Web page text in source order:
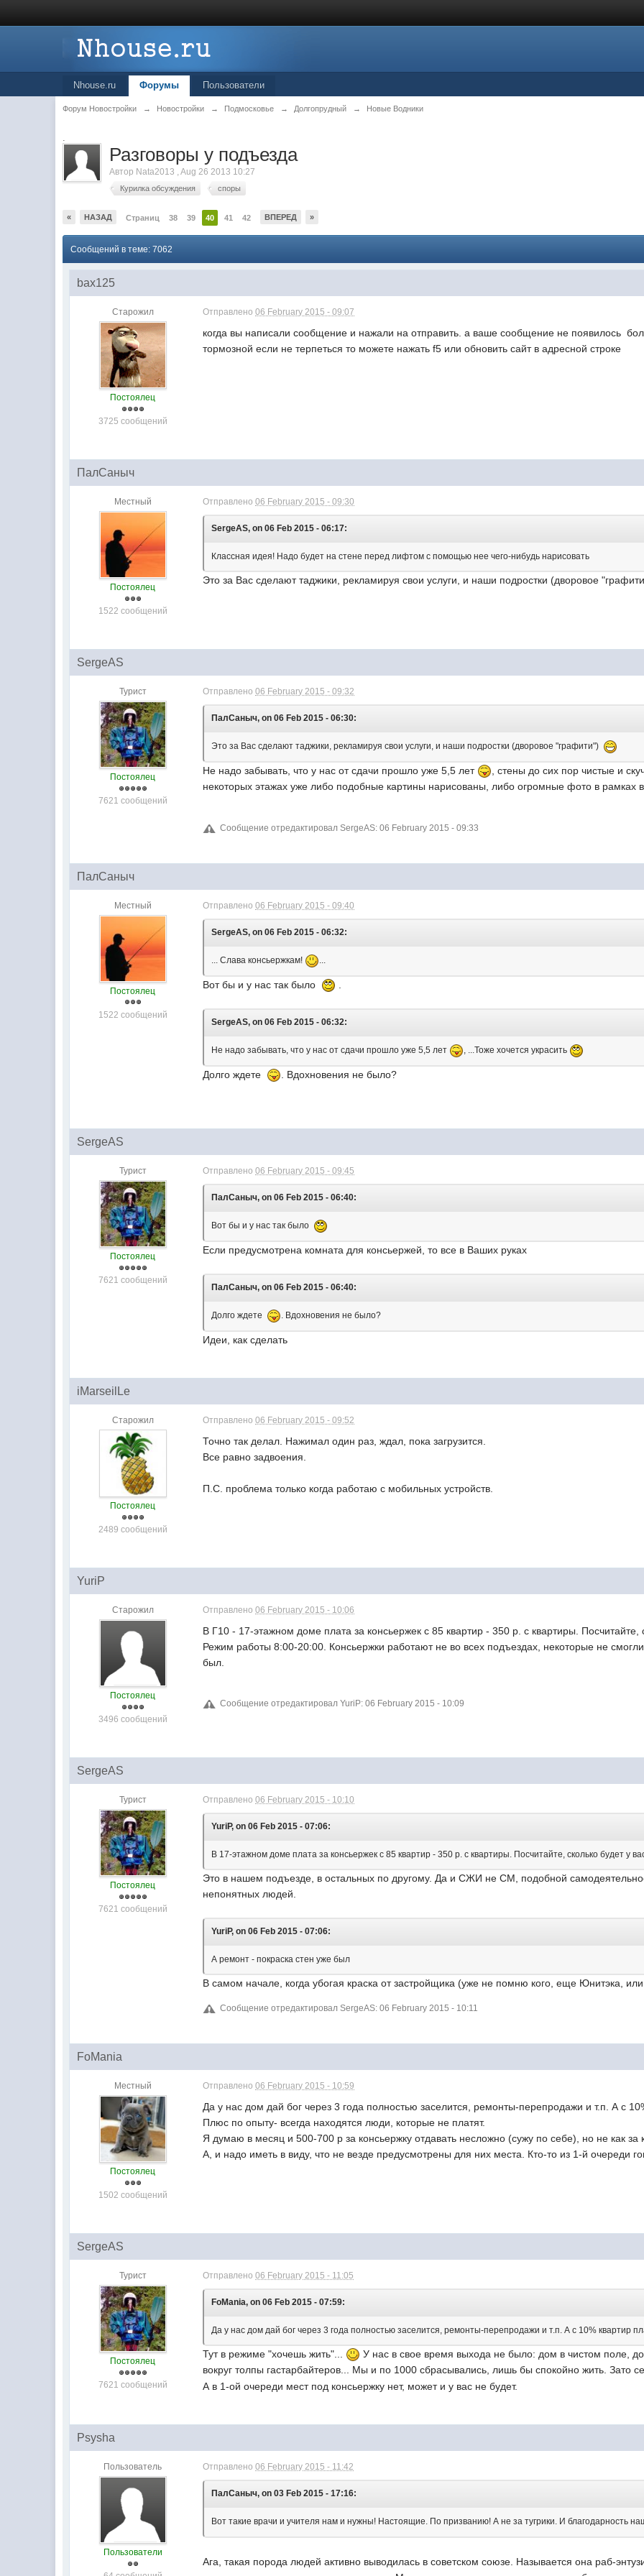
Nhouse.ru Форумы Пользователи
Форум Новостройки → Новостройки → Подмосковье → Долгопрудный → Новые Водники
.
Разговоры у подъезда
Автор Nata2013 ,Aug 26 2013 10:27
Курилка обсуждения споры
« НАЗАД Страниц 38 39 40 41 42 ВПЕРЕД »
Сообщений в теме: 7062
bax125
Старожил
Постоялец
3725 сообщений
Отправлено06 February 2015 - 09:07
когда вы написали сообщение и нажали на отправить. а ваше сообщение не появилось
тормозной если не терпеться то можете нажать f5 или обновить сайт в адресной строке
ПалСаныч
Местный
Постоялец
1522 сообщений
Отправлено06 February 2015 - 09:30
SergeAS, on 06 Feb 2015 - 06:17:
Классная идея! Надо будет на стене перед лифтом с помощью нее чего-нибудь нарисовать
Это за Вас сделают таджики, рекламируя свои услуги, и наши подростки (дворовое
SergeAS
Турист
Постоялец
7621 сообщений
Отправлено06 February 2015 - 09:32
ПалСаныч, on 06 Feb 2015 - 06:30:
Это за Вас сделают таджики, рекламируя свои услуги, и наши подростки (дворовое "графити")
Не надо забывать, что у нас от сдачи прошло уже 5,5 лет
, стены до сих пор чистые и
некоторых этажах уже либо подобные картины нарисованы, либо огромные фото в рамках
Сообщение отредактировал SergeAS: 06 February 2015 - 09:33
ПалСаныч
Местный
Постоялец
1522 сообщений
Отправлено06 February 2015 - 09:40
SergeAS, on 06 Feb 2015 - 06:32:
... Слава консьержкам!
Вот бы и у нас так было
SergeAS, on 06 Feb 2015 - 06:32:
Не надо забывать, что у нас от сдачи прошло уже 5,5 лет , ...Тоже хочется украсить
Долго ждете . Вдохновения не было?
SergeAS
Турист
Постоялец
7621 сообщений
Отправлено06 February 2015 - 09:45
ПалСаныч, on 06 Feb 2015 - 06:40:
Вот бы и у нас так было
Если предусмотрена комната для консьержей, то все в Ваших руках
ПалСаныч, on 06 Feb 2015 - 06:40:
Долго ждете . Вдохновения не было?
Идеи, как сделать
iMarseilLe
Старожил
Постоялец
2489 сообщений
Отправлено06 February 2015 - 09:52
Точно так делал. Нажимал один раз, ждал, пока загрузится.
Все равно задвоения.
П.С. проблема только когда работаю с мобильных устройств.
YuriP
Старожил
Постоялец
3496 сообщений
Отправлено06 February 2015 - 10:06
В Г10 - 17-этажном доме плата за консьержек с 85 квартир - 350 р. с квартиры. Посчитайте,
Режим работы 8:00-20:00. Консьержки работают не во всех подъездах, некоторые не
был.
Сообщение отредактировал YuriP: 06 February 2015 - 10:09
SergeAS
Турист
Постоялец
7621 сообщений
Отправлено06 February 2015 - 10:10
YuriP, on 06 Feb 2015 - 07:06:
В 17-этажном доме плата за консьержек с 85 квартир - 350 р. с квартиры. Посчитайте, сколько будет у
Это в нашем подъезде, в остальных по другому. Да и СЖИ не СМ, подобной
непонятных людей.
YuriP, on 06 Feb 2015 - 07:06:
А ремонт - покраска стен уже был
В самом начале, когда убогая краска от застройщика (уже не помню кого, еще Юнитэка,
Сообщение отредактировал SergeAS: 06 February 2015 - 10:11
FoMania
Местный
Постоялец
1502 сообщений
Отправлено06 February 2015 - 10:59
Да у нас дом дай бог через 3 года полностью заселится, ремонты-перепродажи и т.п. А с
Плюс по опыту- всегда находятся люди, которые не платят.
Я думаю в месяц и 500-700 р за консьержку отдавать несложно (сужу по себе), но не как за
А, и надо иметь в виду, что не везде предусмотрены для них места. Кто-то из 1-й очереди
SergeAS
Турист
Постоялец
7621 сообщений
Отправлено06 February 2015 - 11:05
FoMania, on 06 Feb 2015 - 07:59:
Да у нас дом дай бог через 3 года полностью заселится, ремонты-перепродажи и т.п. А с 10% квартир
Тут в режиме "хочешь жить"...
У нас в свое время выхода не было: дом в чистом поле,
вокруг толпы гастарбайтеров... Мы и по 1000 сбрасывались, лишь бы спокойно жить. Зато
А в 1-ой очереди мест под консьержку нет, может и у вас не будет.
Psysha
Пользователь
Пользователи
Отправлено06 February 2015 - 11:42
ПалСаныч, on 03 Feb 2015 - 17:16:
Вот такие врачи и учителя нам и нужны! Настоящие. По призванию! А не за тугрики. И благодарность
Ага, такая порода людей активно выводилась в советском союзе. Называется она раб-